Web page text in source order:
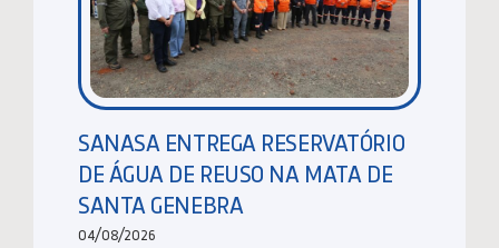
SANASA ENTREGA RESERVATÓRIO
DE ÁGUA DE REUSO NA MATA DE
SANTA GENEBRA
04/08/2026